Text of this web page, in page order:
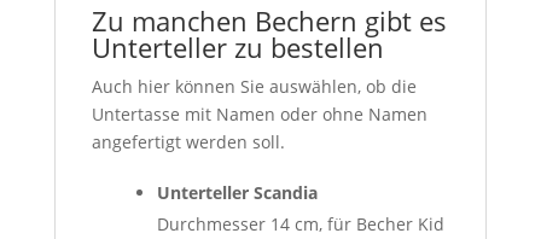
Zu manchen Bechern gibt es
Unterteller zu bestellen
Auch hier können Sie auswählen, ob die
Untertasse mit Namen oder ohne Namen
angefertigt werden soll.
Unterteller Scandia
Durchmesser 14 cm, für Becher Kid